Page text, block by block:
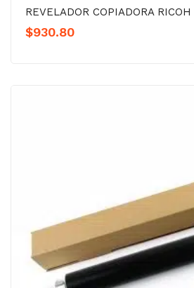
REVELADOR COPIADORA
$930.80